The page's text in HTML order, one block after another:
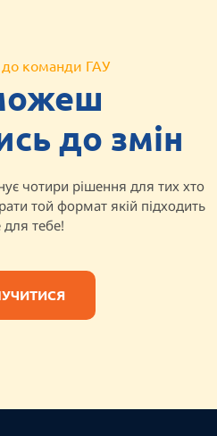
команди ГАУ
до змін
чотири рішення для тих хто
той формат якій підходить
тебе!